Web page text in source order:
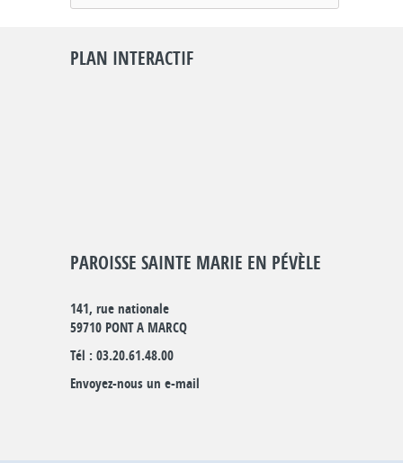
PLAN INTERACTIF
PAROISSE SAINTE MARIE EN PÉVÈLE
141, rue nationale
59710 PONT A MARCQ
Tél : 03.20.61.48.00
Envoyez-nous un e-mail